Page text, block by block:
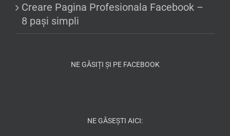
Creare Pagina Profesionala Facebook –
8 pași simpli
NE GĂSIȚI ȘI PE FACEBOOK
NE GĂSEȘTI AICI: